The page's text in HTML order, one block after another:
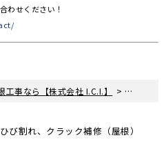
せください！
事なら【株式会社 I.C.I.】 > 住宅リフ
割れ、クラック補修（屋根）